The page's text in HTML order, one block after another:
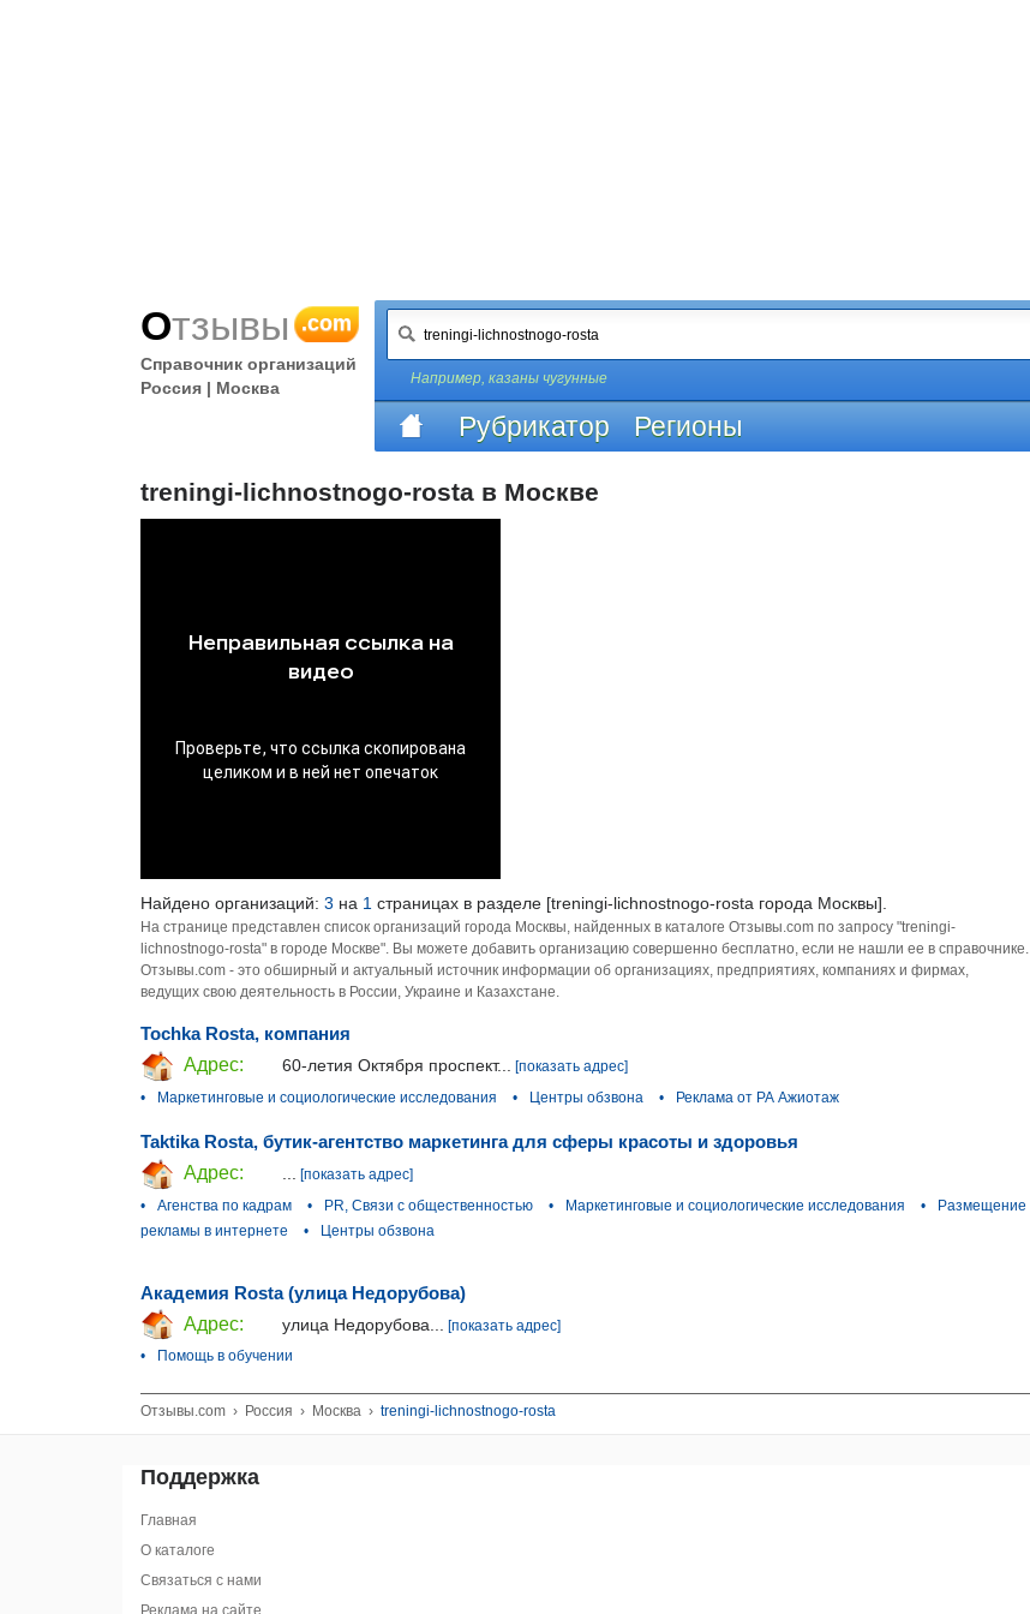
Отзывы .com
Справочник организаций
Россия | Москва
Например, казаны чугунные
Рубрикатор Регионы
treningi-lichnostnogo-rosta в Москве
Найдено организаций: 3 на 1 страницах в разделе [treningi-lichnostnogo-rosta города Москвы].
На странице представлен список организаций города Москвы, найденных в каталоге Отзывы.com по запросу "treningi-
lichnostnogo-rosta" в городе Москве". Вы можете добавить организацию совершенно бесплатно, если не нашли ее в справочнике.
Отзывы.com - это обширный и актуальный источник информации об организациях, предприятиях, компаниях и фирмах,
ведущих свою деятельность в России, Украине и Казахстане.
Tochka Rosta, компания
Адрес:
60-летия Октября проспект...
[показать адрес]
•
Маркетинговые и социологические исследования • Центры обзвона • Реклама от РА Ажиотаж
Taktika Rosta, бутик-агентство маркетинга для сферы красоты и здоровья
Адрес:
[показать адрес]
•
Агенства по кадрам • PR, Связи с общественностью • Маркетинговые и социологические исследования •
Размещение
рекламы в интернете
• Центры обзвона
Академия Rosta (улица Недорубова)
Адрес:
улица Недорубова...
[показать адрес]
•
Помощь в обучении
Отзывы.com › Россия › Москва › treningi-lichnostnogo-rosta
Поддержка
Главная
О каталоге
Связаться с нами